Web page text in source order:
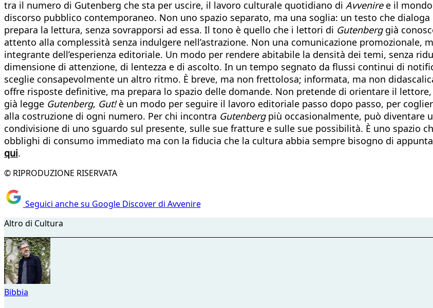
tra il numero di Gutenberg che sta per uscire, il lavoro culturale quotidiano di Avveniree il mondo
discorso pubblico contemporaneo. Non uno spazio separato, ma una soglia: un testo che
prepara la lettura, senza sovrapporsi ad essa. Il tono è quello che i lettori di Gutenberg già
attento alla complessità senza indulgere nell’astrazione. Non una comunicazione promozionale,
integrante dell’esperienza editoriale. Un modo per rendere abitabile la densità dei temi, senza
dimensione di attenzione, di lentezza e di ascolto. In un tempo segnato da flussi continui di
sceglie consapevolmente un altro ritmo. È breve, ma non frettolosa; informata, ma non
offre risposte definitive, ma prepara lo spazio delle domande. Non pretende di orientare il
già legge Gutenberg, Gut!è un modo per seguire il lavoro editoriale passo dopo passo, per
alla costruzione di ogni numero. Per chi incontra Gutenberg più occasionalmente, può diventare
condivisione di uno sguardo sul presente, sulle sue fratture e sulle sue possibilità. È uno spazio
obblighi di consumo immediato ma con la fiducia che la cultura abbia sempre bisogno di
qui.
© RIPRODUZIONE RISERVATA
Seguici anche su Google Discover di Avvenire
Altro di Cultura
Bibbia